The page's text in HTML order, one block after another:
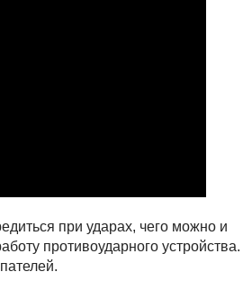
при ударах, чего можно и
противоударного устройства.